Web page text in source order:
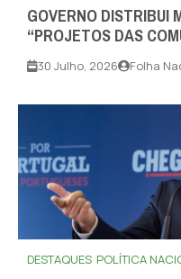
GOVERNO DISTRIBUI
“PROJETOS DAS
30 Julho, 2026 Folha
DESTAQUES POLÍTICA